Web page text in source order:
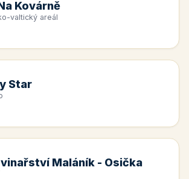
Kovárně
valtický areál
Star
Maláník - Osička